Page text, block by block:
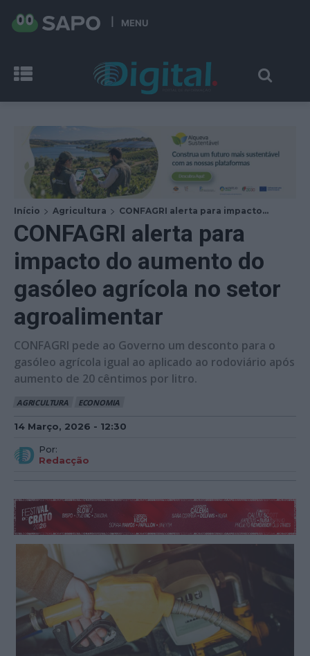
MENU
Início Agricultura CONFAGRI alerta para impacto...
CONFAGRI alerta para
impacto do aumento do
gasóleo agrícola no setor
agroalimentar
CONFAGRI pede ao Governo um desconto para o
gasóleo agrícola igual ao aplicado ao rodoviário após
aumento de 20 cêntimos por litro.
AGRICULTURA ECONOMIA
14 Março, 2026 - 12:30
Por:
Redacção